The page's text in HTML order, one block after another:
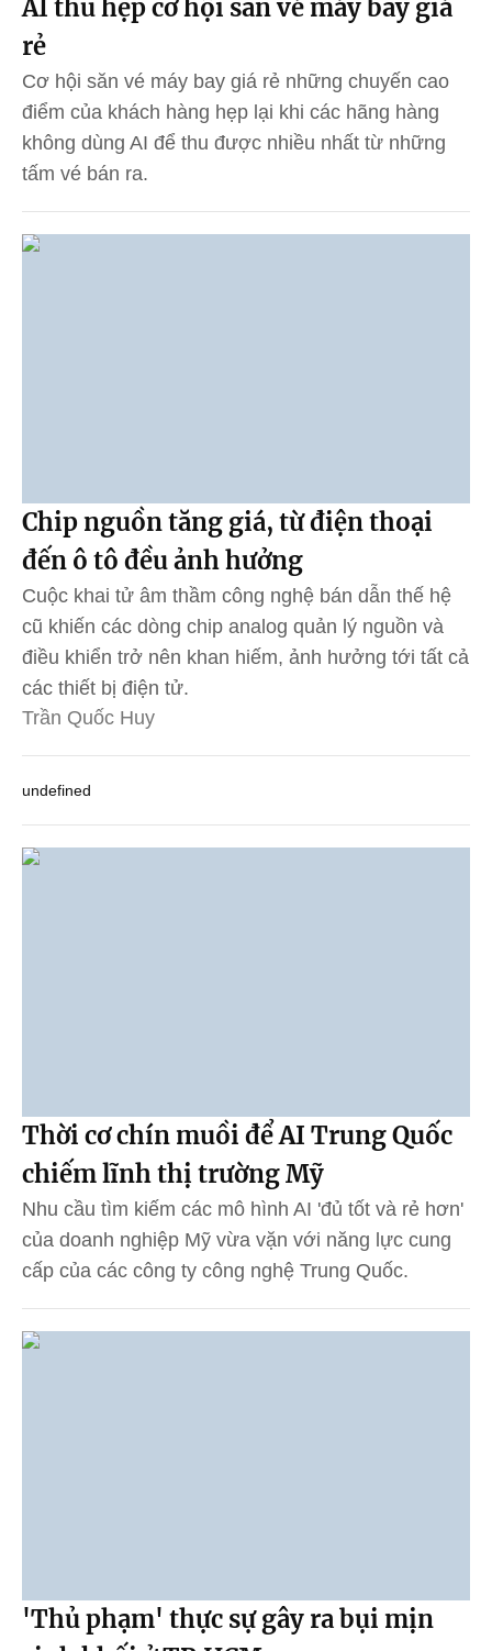
AI thu hẹp cơ hội săn vé máy bay giá
rẻ
Cơ hội săn vé máy bay giá rẻ những chuyến cao
điểm của khách hàng hẹp lại khi các hãng hàng
không dùng AI để thu được nhiều nhất từ những
tấm vé bán ra.
Chip nguồn tăng giá, từ điện thoại
đến ô tô đều ảnh hưởng
Cuộc khai tử âm thầm công nghệ bán dẫn thế hệ
cũ khiến các dòng chip analog quản lý nguồn và
điều khiển trở nên khan hiếm, ảnh hưởng tới tất cả
các thiết bị điện tử.
Trần Quốc Huy
undefined
Thời cơ chín muồi để AI Trung Quốc
chiếm lĩnh thị trường Mỹ
Nhu cầu tìm kiếm các mô hình AI 'đủ tốt và rẻ hơn'
của doanh nghiệp Mỹ vừa vặn với năng lực cung
cấp của các công ty công nghệ Trung Quốc.
'Thủ phạm' thực sự gây ra bụi mịn